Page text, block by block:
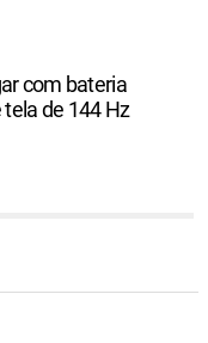
com bateria
de 144 Hz